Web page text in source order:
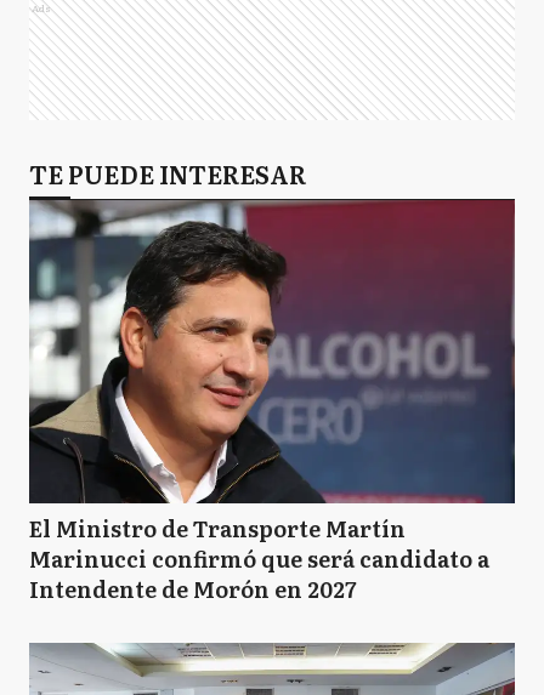
Ads
TE PUEDE INTERESAR
El Ministro de Transporte Martín
Marinucci confirmó que será candidato a
Intendente de Morón en 2027